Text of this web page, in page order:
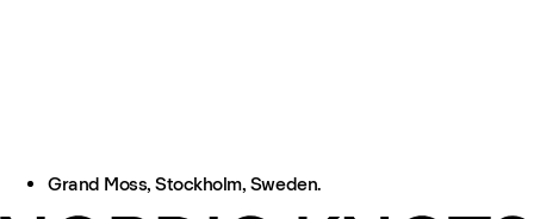
Grand Moss, Stockholm, Sweden.